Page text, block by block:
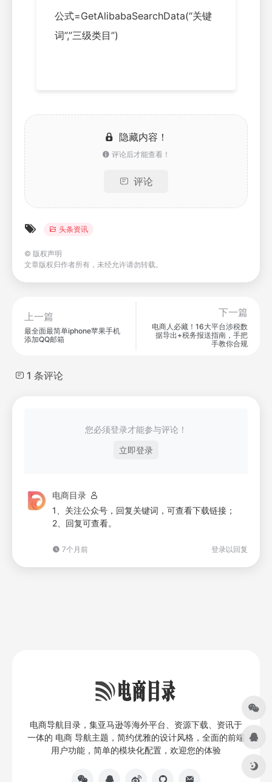
公式=GetAlibabaSearchData(“关键
词”,”三级类目”)
隐藏内容！
评论后才能查看！
评论
头条资讯
© 版权声明
文章版权归作者所有，未经允许请勿转载。
上一篇
最全面最简单iphone苹果手机
添加QQ邮箱
下一篇
电商人必藏！16大平台涉税数
据导出+税务报送指南，手把
手教你合规
1 条评论
您必须登录才能参与评论！
立即登录
电商目录
1、关注公众号，回复关键词，可查看下载链接；
2、回复可查看。
7个月前 登录以回复
电商导航目录，集亚马逊等海外平台、资源下载、资讯于
一体的 电商 导航主题，简约优雅的设计风格，全面的前端
用户功能，简单的模块化配置，欢迎您的体验